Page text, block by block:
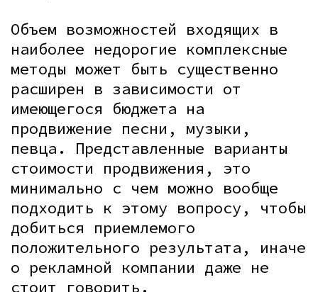
Объем возможностей входящих в
наиболее недорогие комплексные
методы может быть существенно
расширен в зависимости от
имеющегося бюджета на
продвижение песни, музыки,
певца. Представленные варианты
стоимости продвижения, это
минимально с чем можно вообще
подходить к этому вопросу, чтобы
добиться приемлемого
положительного результата, иначе
о рекламной компании даже не
стоит говорить.